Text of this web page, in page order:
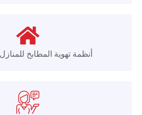
أنظمة تهوية المطابخ